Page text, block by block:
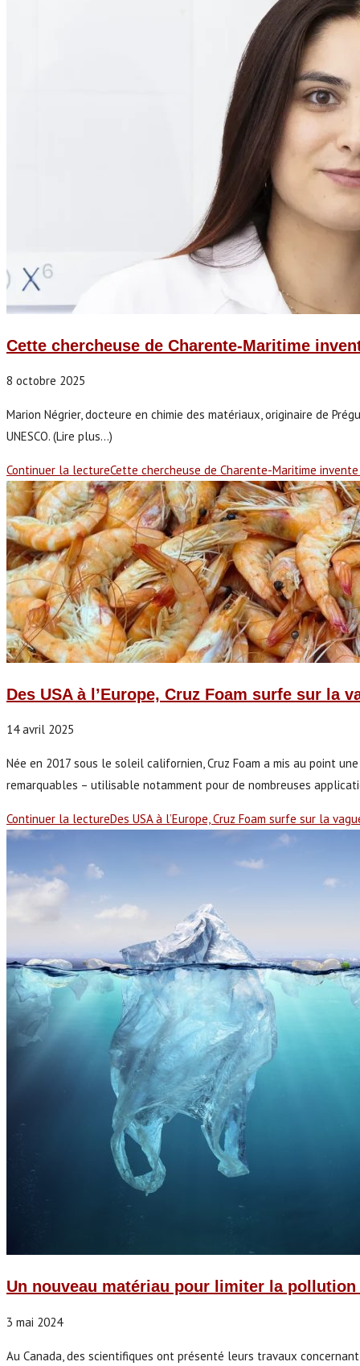
Cette chercheuse de Charente-Maritime
8 octobre 2025
Marion Négrier, docteure en chimie des matériaux, originaire de
UNESCO. (Lire plus...)
Continuer la lectureCette chercheuse de Charente-Maritime
Des USA à l’Europe, Cruz Foam surfe sur la
14 avril 2025
Née en 2017 sous le soleil californien, Cruz Foam a mis au point
remarquables – utilisable notamment pour de nombreuses
Continuer la lectureDes USA à l’Europe, Cruz Foam surfe sur la
Un nouveau matériau pour limiter la
3 mai 2024
Au Canada, des scientifiques ont présenté leurs travaux